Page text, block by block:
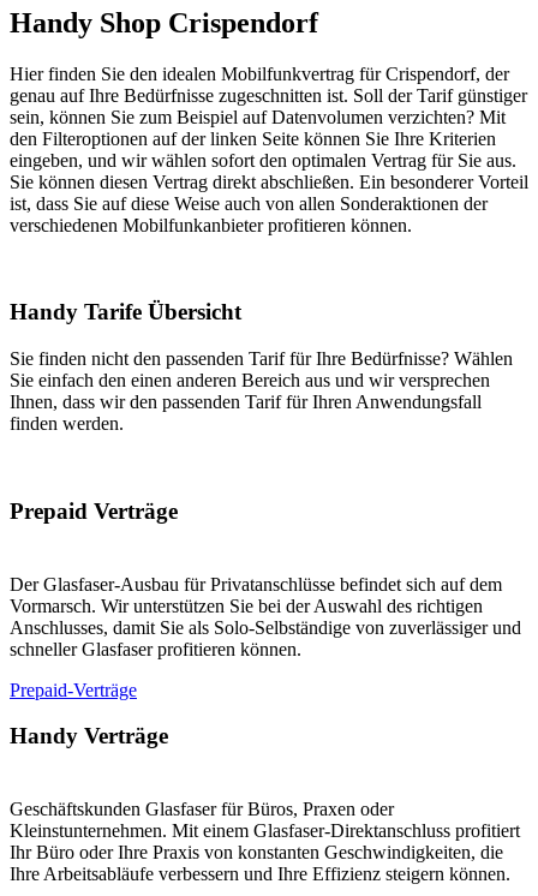
Handy Shop Crispendorf
Hier finden Sie den idealen Mobilfunkvertrag für Crispendorf, der
genau auf Ihre Bedürfnisse zugeschnitten ist. Soll der Tarif günstiger
sein, können Sie zum Beispiel auf Datenvolumen verzichten? Mit
den Filteroptionen auf der linken Seite können Sie Ihre Kriterien
eingeben, und wir wählen sofort den optimalen Vertrag für Sie aus.
Sie können diesen Vertrag direkt abschließen. Ein besonderer Vorteil
ist, dass Sie auf diese Weise auch von allen Sonderaktionen der
verschiedenen Mobilfunkanbieter profitieren können.
Handy Tarife Übersicht
Sie finden nicht den passenden Tarif für Ihre Bedürfnisse? Wählen
Sie einfach den einen anderen Bereich aus und wir versprechen
Ihnen, dass wir den passenden Tarif für Ihren Anwendungsfall
finden werden.
Prepaid Verträge
Der Glasfaser-Ausbau für Privatanschlüsse befindet sich auf dem
Vormarsch. Wir unterstützen Sie bei der Auswahl des richtigen
Anschlusses, damit Sie als Solo-Selbständige von zuverlässiger und
schneller Glasfaser profitieren können.
Prepaid-Verträge
Handy Verträge
Geschäftskunden Glasfaser für Büros, Praxen oder
Kleinstunternehmen. Mit einem Glasfaser-Direktanschluss profitiert
Ihr Büro oder Ihre Praxis von konstanten Geschwindigkeiten, die
Ihre Arbeitsabläufe verbessern und Ihre Effizienz steigern können.